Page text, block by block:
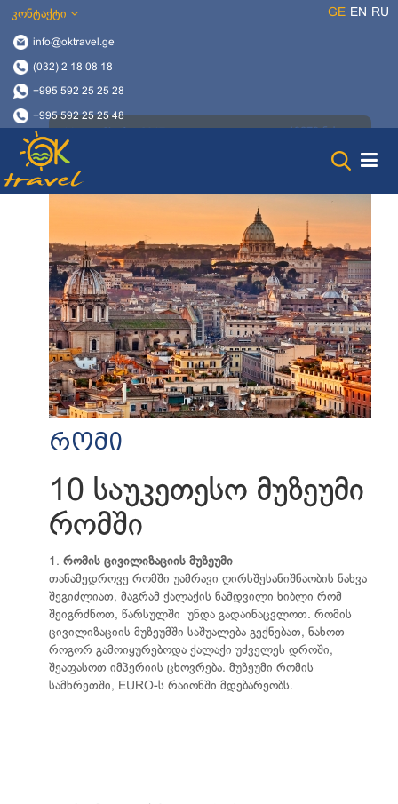
კონტაქტი
info@oktravel.ge
(032) 2 18 08 18
+995 592 25 25 28
+995 592 25 25 48
GE EN RU
რომი
10 საუკეთესო მუზეუმი
რომში
1. რომის ცივილიზაციის მუზეუმი
თანამედროვე რომში უამრავი ღირსშესანიშნაობის ნახვა
შეგიძლიათ, მაგრამ ქალაქის ნამდვილი ხიბლი რომ
შეიგრძნოთ, წარსულში უნდა გადაინაცვლოთ. რომის
ცივილიზაციის მუზეუმში საშუალება გექნებათ, ნახოთ
როგორ გამოიყურებოდა ქალაქი უძველეს დროში,
შეაფასოთ იმპერიის ცხოვრება. მუზეუმი რომის
სამხრეთში, EURO-ს რაიონში მდებარეობს.